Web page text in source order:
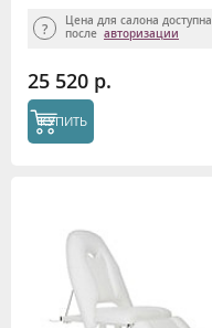
Цена для салона доступна
после авторизации
25 520 р.
КУПИТЬ